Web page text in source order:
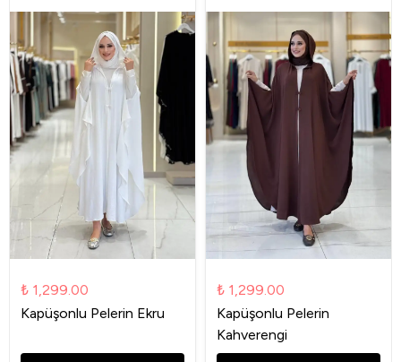
₺ 1,299.00
Kapüşonlu Pelerin Ekru
₺ 1,299.00
Kapüşonlu Pelerin
Kahverengi